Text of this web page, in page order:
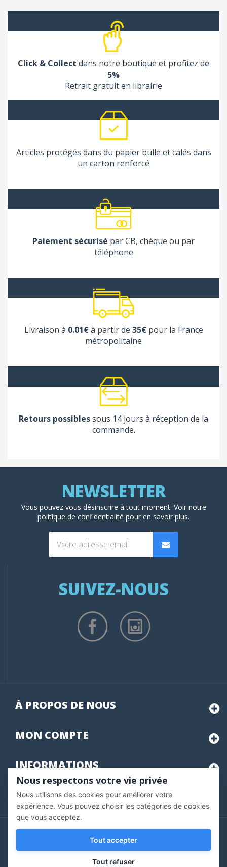
Click & Collect dans notre boutique et profitez de
5%
Retrait gratuit en librairie
Articles protégés dans du papier bulle et calés dans
un carton renforcé
Paiement sécurisé par CB, chèque ou par
téléphone
Livraison à 0.01€à partir de 35€pour la France
métropolitaine
Retours possiblessous 14 jours à réception de la
commande.
Vous pouvez vous désinscrire à tout moment. Voir notre
politique de confidentialité pour en savoir plus.
SUIVEZ-NOUS
À PROPOS DE NOUS
MON COMPTE
INFORMATIONS
Marchand approuvé par la Société des Avis Garantis,
pour vérifier .
Copyright © 2020 Vernazobres Grego - tous droits
réservés.
Nous respectons votre vie privée
Nous utilisons des cookies pour améliorer votre
expérience. Vous pouvez choisir les catégories de cookies
que vous acceptez.
Tout accepter
Tout refuser